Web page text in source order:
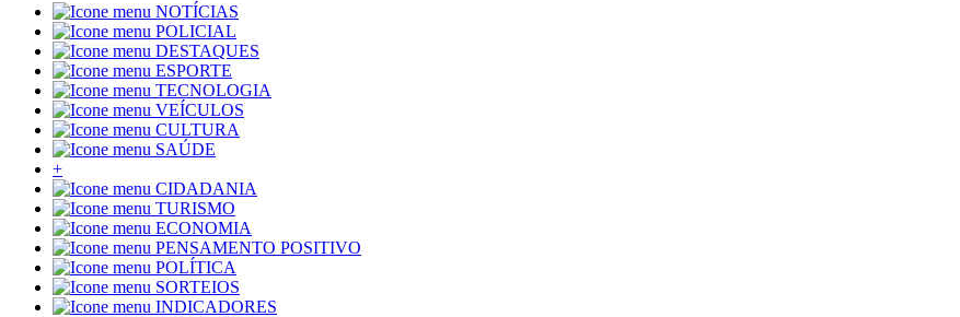
NOTÍCIAS
POLICIAL
DESTAQUES
ESPORTE
TECNOLOGIA
VEÍCULOS
CULTURA
SAÚDE
+
CIDADANIA
TURISMO
ECONOMIA
PENSAMENTO POSITIVO
POLÍTICA
SORTEIOS
INDICADORES